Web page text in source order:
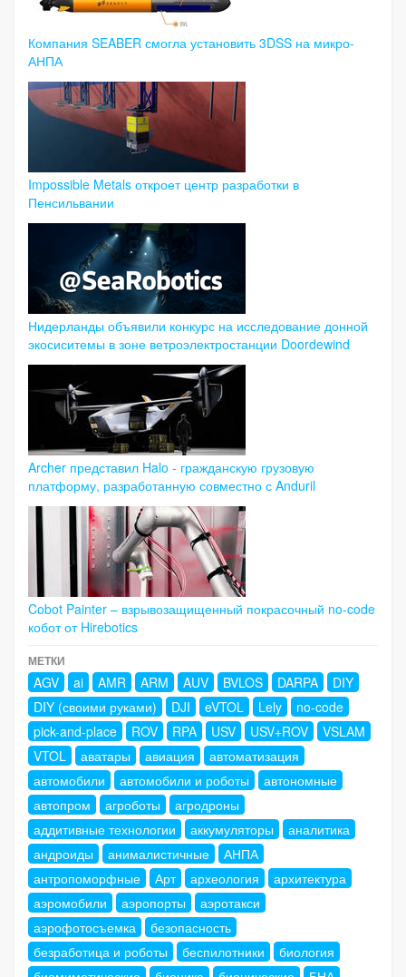
Компания SEABER смогла установить 3DSS на микро-
АНПА
Impossible Metals откроет центр разработки в
Пенсильвании
Нидерланды объявили конкурс на исследование донной
экосиситемы в зоне ветроэлектростанции Doordewind
Archer представил Halo - гражданскую грузовую
платформу, разработанную совместно с Anduril
Cobot Painter – взрывозащищенный покрасочный no-code
кобот от Hirebotics
МЕТКИ
AGV ai AMR ARM AUV BVLOS DARPA
DIY
DIY (своими руками)
DJI eVTOL Lely
no-code
pick-and-place
ROV RPA USV USV+ROV
VSLAM
VTOL
аватары авиация
автоматизация
автомобили
автомобили и роботы
автономные
автопром
агроботы
агродроны
аддитивные технологии
аккумуляторы
аналитика
андроиды
анималистичные
АНПА
антропоморфные
Арт археология
архитектура
аэромобили
аэропорты
аэротакси
аэрофотосъемка
безопасность
безработица и роботы
беспилотники
биология